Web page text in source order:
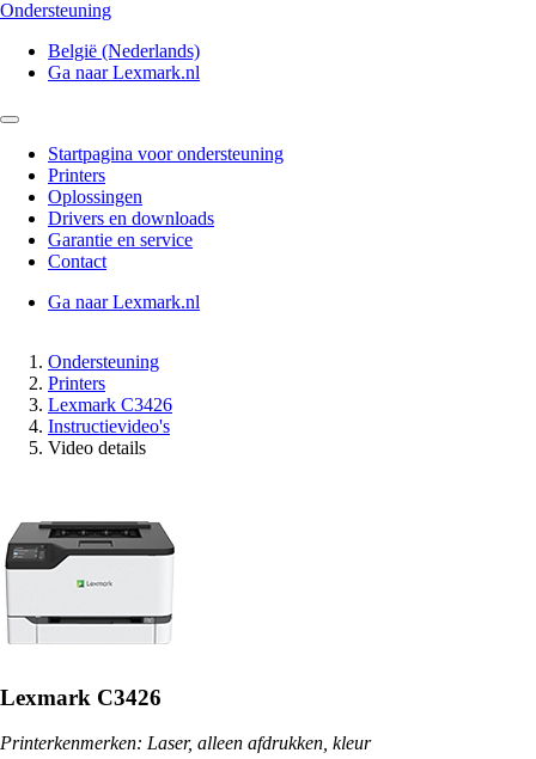
Ondersteuning
België (Nederlands)
Ga naar Lexmark.nl
Startpagina voor ondersteuning
Printers
Oplossingen
Drivers en downloads
Garantie en service
Contact
Ga naar Lexmark.nl
Ondersteuning
Printers
Lexmark C3426
Instructievideo's
Video details
Lexmark C3426
Printerkenmerken: Laser, alleen afdrukken, kleur